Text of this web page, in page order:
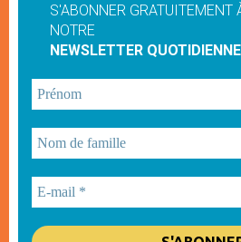
S'ABONNER GRATUITEMENT
NOTRE
NEWSLETTER QUOTIDIENNE